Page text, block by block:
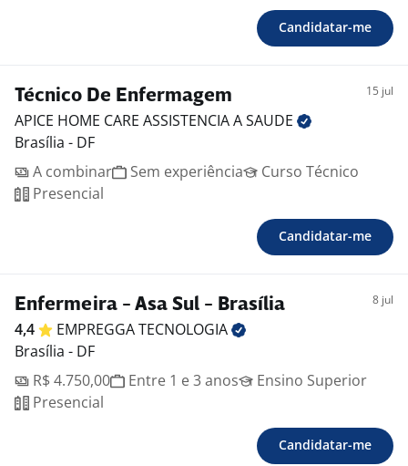
Candidatar-me
Técnico De Enfermagem 15 jul
APICE HOME CARE ASSISTENCIA ASAUDE
Brasília - DF
A combinar
Sem experiência
Curso Técnico
Presencial
Candidatar-me
Enfermeira - Asa Sul - Brasília 8 jul
4,4 EMPREGGATECNOLOGIA
Brasília - DF
R$ 4.750,00
Entre 1 e 3 anos
Ensino Superior
Presencial
Candidatar-me